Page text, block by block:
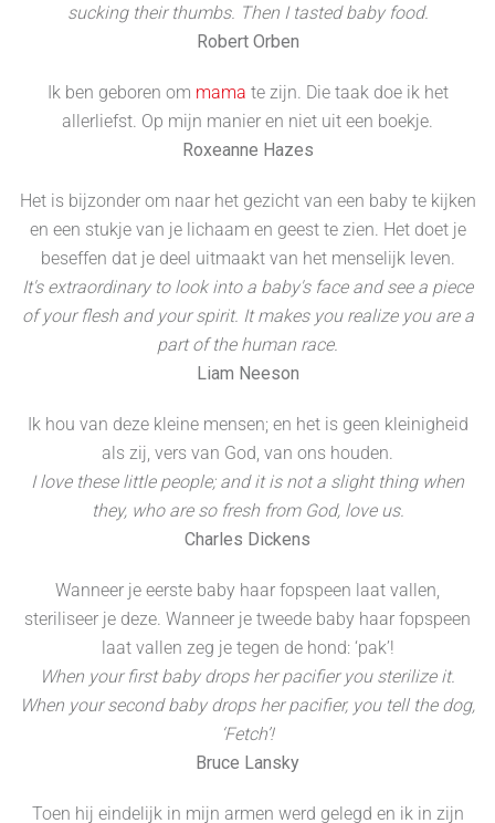
sucking their thumbs. Then I tasted baby food.
Robert Orben
Ik ben geboren om mama te zijn. Die taak doe ik het
allerliefst. Op mijn manier en niet uit een boekje.
Roxeanne Hazes
Het is bijzonder om naar het gezicht van een baby te kijken
en een stukje van je lichaam en geest te zien. Het doet je
beseffen dat je deel uitmaakt van het menselijk leven.
It's extraordinary to look into a baby's face and see a piece
of your flesh and your spirit. It makes you realize you are a
part of the human race.
Liam Neeson
Ik hou van deze kleine mensen; en het is geen kleinigheid
als zij, vers van God, van ons houden.
I love these little people; and it is not a slight thing when
they, who are so fresh from God, love us.
Charles Dickens
Wanneer je eerste baby haar fopspeen laat vallen,
steriliseer je deze. Wanneer je tweede baby haar fopspeen
laat vallen zeg je tegen de hond: ‘pak’!
When your first baby drops her pacifier you sterilize it.
When your second baby drops her pacifier, you tell the dog,
‘Fetch’!
Bruce Lansky
Toen hij eindelijk in mijn armen werd gelegd en ik in zijn